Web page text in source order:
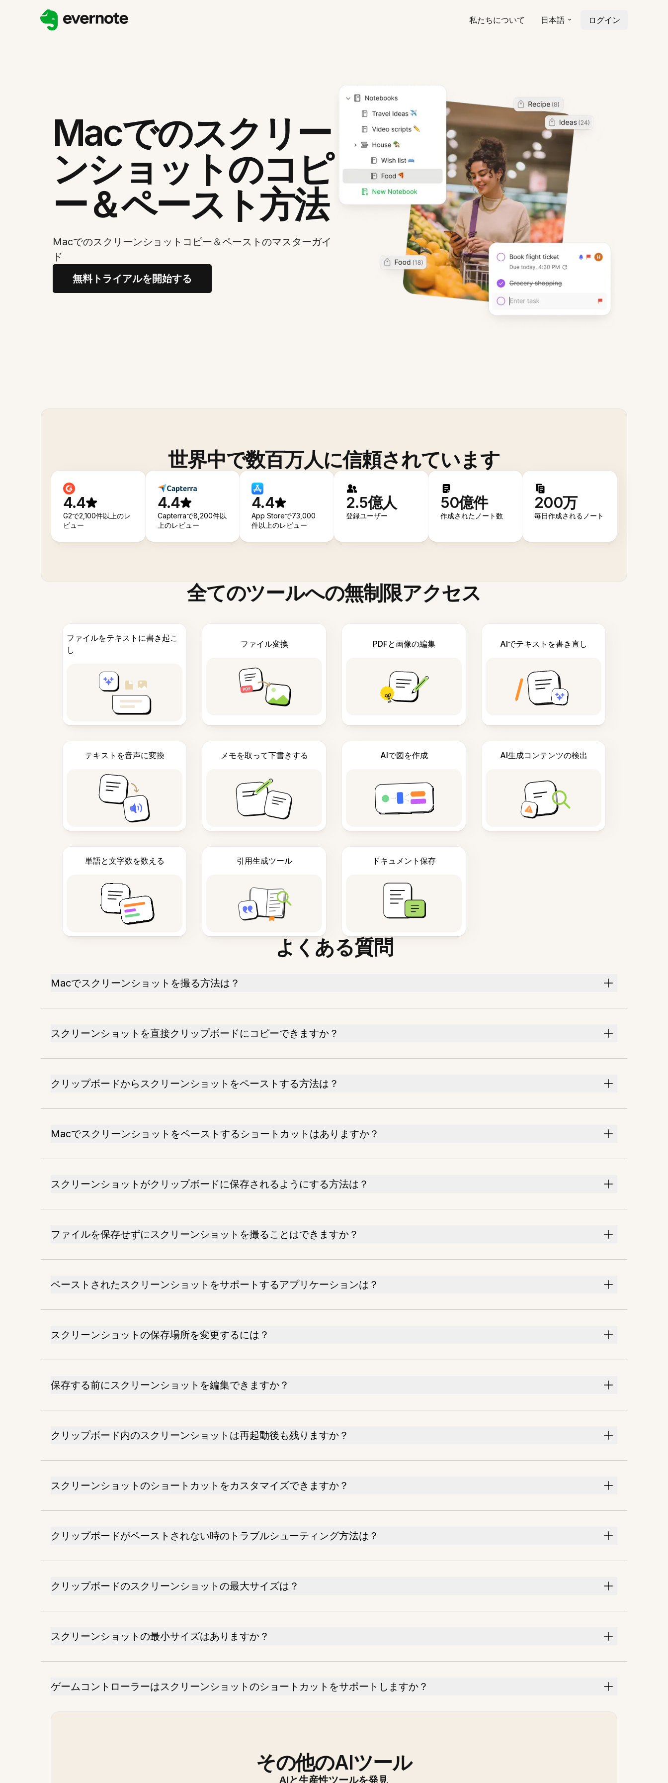
私たちについて 日本語 ログイン
Macでのスクリー
ンショットのコピ
ー＆ペースト方法
Macでのスクリーンショットコピー＆ペーストのマスターガイ
ド
無料トライアルを開始する
世界中で数百万人に信頼されています
4.4
G2で2,100件以上のレ
ビュー
4.4
Capterraで8,200件以
上のレビュー
4.4
App Storeで73,000
件以上のレビュー
2.5億人
登録ユーザー
50億件
作成されたノート数
200万
毎日作成されるノート
全てのツールへの無制限アクセス
ファイルをテキストに書き起こ
し
ファイル変換 PDFと画像の編集 AIでテキストを書き直し
テキストを音声に変換 メモを取って下書きする AIで図を作成 AI生成コンテンツの検出
単語と文字数を数える 引用生成ツール ドキュメント保存
よくある質問
Macでスクリーンショットを撮る方法は？
スクリーンショットを直接クリップボードにコピーできますか？
クリップボードからスクリーンショットをペーストする方法は？
Macでスクリーンショットをペーストするショートカットはありますか？
スクリーンショットがクリップボードに保存されるようにする方法は？
ファイルを保存せずにスクリーンショットを撮ることはできますか？
ペーストされたスクリーンショットをサポートするアプリケーションは？
スクリーンショットの保存場所を変更するには？
保存する前にスクリーンショットを編集できますか？
クリップボード内のスクリーンショットは再起動後も残りますか？
スクリーンショットのショートカットをカスタマイズできますか？
クリップボードがペーストされない時のトラブルシューティング方法は？
クリップボードのスクリーンショットの最大サイズは？
スクリーンショットの最小サイズはありますか？
ゲームコントローラーはスクリーンショットのショートカットをサポートしますか？
その他のAIツール
AIと生産性ツールを発見